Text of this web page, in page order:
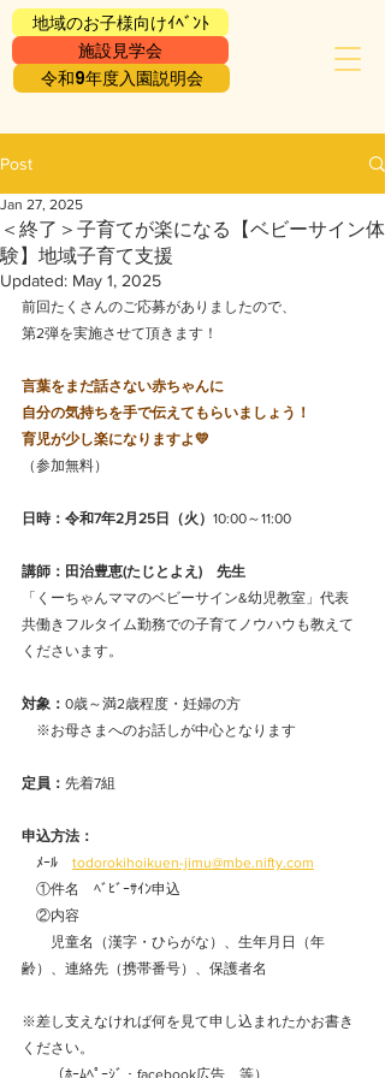
地域のお子様向けｲﾍﾞﾝﾄ
施設見学会
令和9年度入園説明会
Post
＜終了＞子育てが楽になる【ベビーサイン体
験】地域子育て支援
Jan 27, 2025
Updated: May 1, 2025
前回たくさんのご応募がありましたので、
第2弾を実施させて頂きます！
言葉をまだ話さない赤ちゃんに
自分の気持ちを手で伝えてもらいましょう！
育児が少し楽になりますよ💛
（参加無料）
日時：令和7年2月25日（火） 10:00～11:00
講師：田治豊恵(たじとよえ)　先生
「くーちゃんママのベビーサイン&幼児教室」代表
共働きフルタイム勤務での子育てノウハウも教えて
くださいます。
対象： 0歳～満2歳程度・妊婦の方
※お母さまへのお話しが中心となります
定員： 先着7組
申込方法：
ﾒｰﾙ todorokihoikuen-jimu@mbe.nifty.com
①件名　ﾍﾞﾋﾞｰｻｲﾝ申込
②内容
児童名（漢字・ひらがな）、生年月日（年
齢）、連絡先（携帯番号）、保護者名
※差し支えなければ何を見て申し込まれたかお書き
ください。
（ﾎｰﾑﾍﾟｰｼﾞ・facebook広告　等）